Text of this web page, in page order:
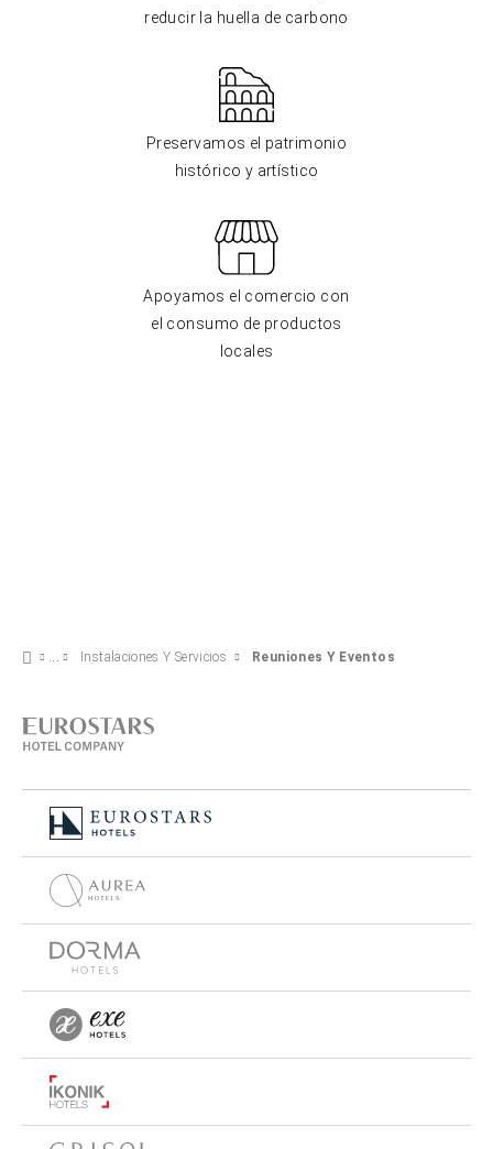
reducir la huella de carbono
Preservamos el patrimonio
histórico y artístico
Apoyamos el comercio con
el consumo de productos
locales
Instalaciones Y Servicios Reuniones Y Eventos